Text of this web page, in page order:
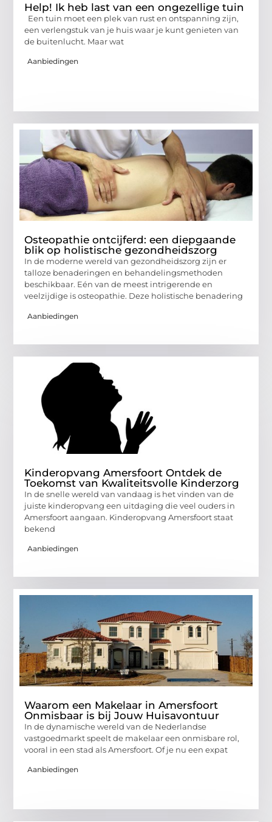
Help! Ik heb last van een ongezellige tuin
Een tuin moet een plek van rust en ontspanning zijn,
een verlengstuk van je huis waar je kunt genieten van
de buitenlucht. Maar wat
Aanbiedingen
Osteopathie ontcijferd: een diepgaande
blik op holistische gezondheidszorg
In de moderne wereld van gezondheidszorg zijn er
talloze benaderingen en behandelingsmethoden
beschikbaar. Eén van de meest intrigerende en
veelzijdige is osteopathie. Deze holistische benadering
Aanbiedingen
Kinderopvang Amersfoort Ontdek de
Toekomst van Kwaliteitsvolle Kinderzorg
In de snelle wereld van vandaag is het vinden van de
juiste kinderopvang een uitdaging die veel ouders in
Amersfoort aangaan. Kinderopvang Amersfoort staat
bekend
Aanbiedingen
Waarom een Makelaar in Amersfoort
Onmisbaar is bij Jouw Huisavontuur
In de dynamische wereld van de Nederlandse
vastgoedmarkt speelt de makelaar een onmisbare rol,
vooral in een stad als Amersfoort. Of je nu een expat
Aanbiedingen